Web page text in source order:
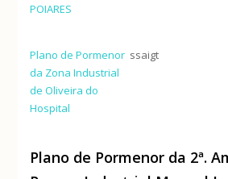
POIARES
Plano de Pormenor
da Zona Industrial
de Oliveira do
Hospital
ssaigt
Plano de Pormenor da 2ª.